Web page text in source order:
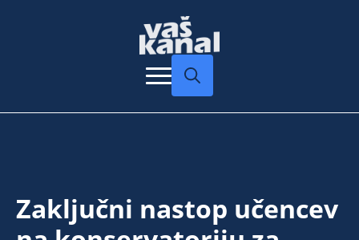
Zaključni nastop učencev